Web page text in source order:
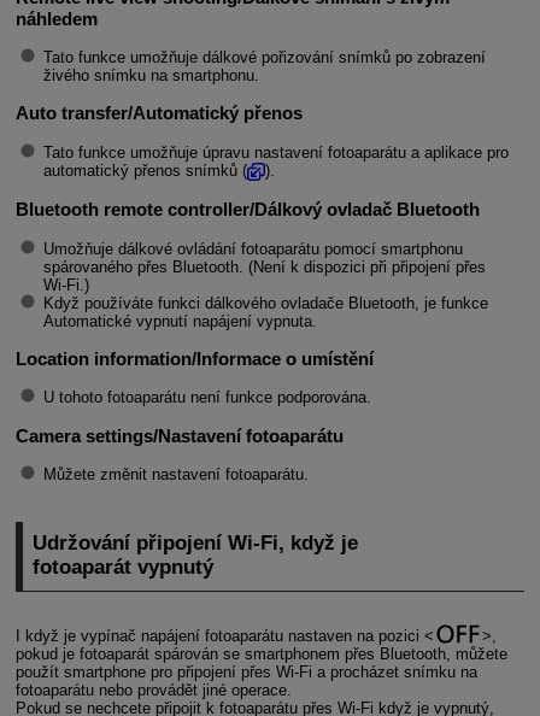
náhledem
Tato funkce umožňuje dálkové pořizování snímků po zobrazení
živého snímku na smartphonu.
Auto transfer/Automatický přenos
Tato funkce umožňuje úpravu nastavení fotoaparátu a aplikace pro
automatický přenos snímků (
).
Bluetooth remote controller/Dálkový ovladač Bluetooth
Umožňuje dálkové ovládání fotoaparátu pomocí smartphonu
spárovaného přes Bluetooth. (Není k dispozici při připojení přes
Wi-Fi .)
Když používáte funkci dálkového ovladače Bluetooth, je funkce
Automatické vypnutí napájení vypnuta.
Location information/Informace o umístění
U tohoto fotoaparátu není funkce podporována.
Camera settings/Nastavení fotoaparátu
Můžete změnit nastavení fotoaparátu.
Udržování připojeníWi-Fi, když je
fotoaparát vypnutý
I když je vypínač napájení fotoaparátu nastaven na pozici
pokud je fotoaparát spárován se smartphonem přes Bluetooth, můžete
použít smartphone pro připojení přes Wi-Fi a procházet snímku na
fotoaparátu nebo provádět jiné operace.
Pokud se nechcete připojit k fotoaparátu přes Wi-Fi když je vypnutý,